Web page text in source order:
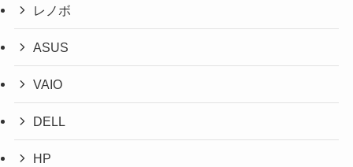
レノボ
ASUS
VAIO
DELL
HP